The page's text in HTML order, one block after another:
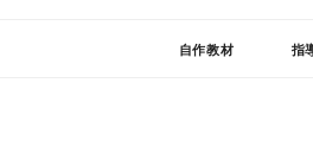
自作教材 指